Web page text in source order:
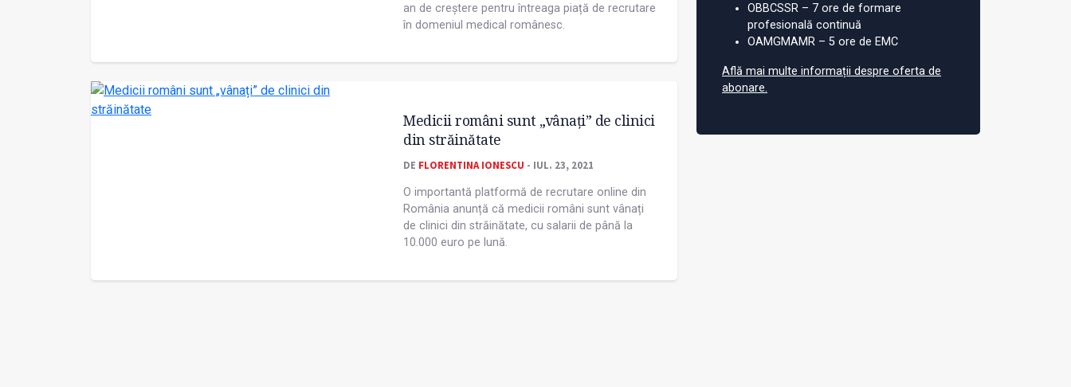
an de creștere pentru întreaga piață de recrutare
în domeniul medical românesc.
Medicii români sunt „vânați” de clinici
din străinătate
DE FLORENTINA IONESCU - IUL. 23, 2021
O importantă platformă de recrutare online din
România anunță că medicii români sunt vânați
de clinici din străinătate, cu salarii de până la
10.000 euro pe lună.
OBBCSSR – 7 ore de formare
profesională continuă
OAMGMAMR – 5 ore de EMC
Află mai multe informații despre oferta de
abonare.